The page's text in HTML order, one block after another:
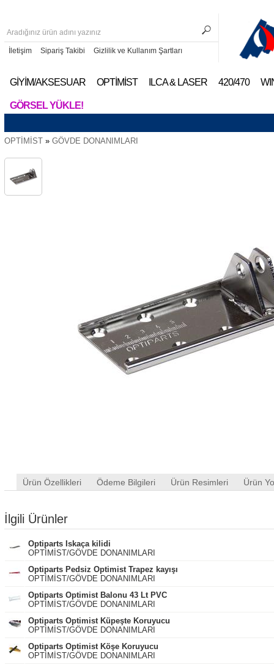
İletişim Sipariş Takibi Gizlilik ve Kullanım Şartları
GİYİM/AKSESUAR OPTİMİST ILCA & LASER 420/470
GÖRSEL YÜKLE!
OPTİMİST » GÖVDE DONANIMLARI
Ürün Özellikleri Ödeme Bilgileri Ürün Resimleri Ürün
İlgili Ürünler
Optiparts Iskaça kilidi
OPTİMİST/GÖVDE DONANIMLARI
Optiparts Pedsiz Optimist Trapez kayışı
OPTİMİST/GÖVDE DONANIMLARI
Optiparts Optimist Balonu 43 Lt PVC
OPTİMİST/GÖVDE DONANIMLARI
Optiparts Optimist Küpeşte Koruyucu
OPTİMİST/GÖVDE DONANIMLARI
Optiparts Optimist Köşe Koruyucu
OPTİMİST/GÖVDE DONANIMLARI